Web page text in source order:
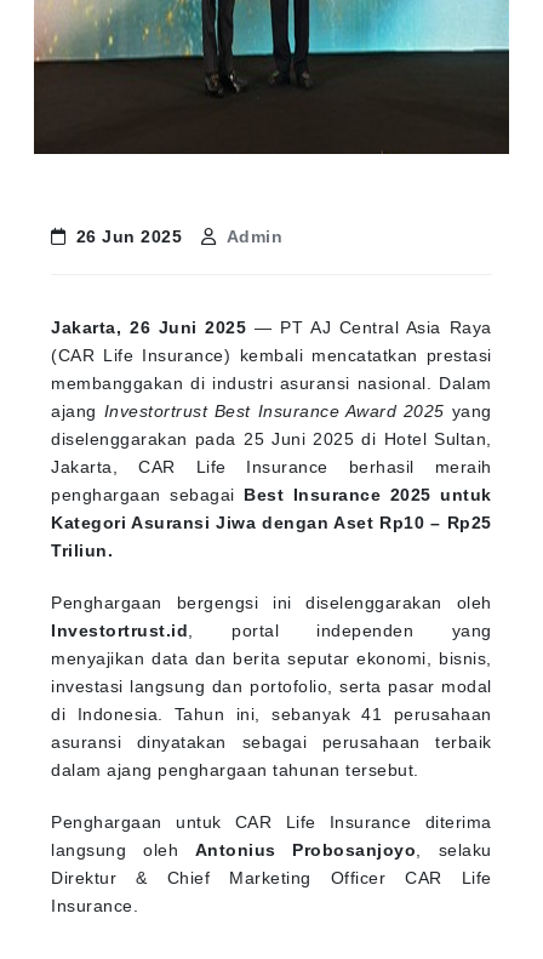
26 Jun 2025 Admin
Jakarta, 26 Juni 2025 — PT AJ Central Asia Raya
(CAR Life Insurance) kembali mencatatkan prestasi
membanggakan di industri asuransi nasional. Dalam
ajang
Investortrust Best Insurance Award 2025 yang
diselenggarakan pada 25 Juni 2025 di Hotel Sultan,
Jakarta, CAR Life Insurance berhasil meraih
penghargaan sebagai Best Insurance 2025 untuk
Kategori Asuransi Jiwa dengan Aset Rp10 – Rp25
Triliun.
Penghargaan bergengsi ini diselenggarakan oleh
Investortrust.id , portal independen yang
menyajikan data dan berita seputar ekonomi, bisnis,
investasi langsung dan portofolio, serta pasar modal
di Indonesia. Tahun ini, sebanyak 41 perusahaan
asuransi dinyatakan sebagai perusahaan terbaik
dalam ajang penghargaan tahunan tersebut.
Penghargaan untuk CAR Life Insurance diterima
langsung oleh Antonius Probosanjoyo
, selaku
Direktur & Chief Marketing Officer CAR Life
Insurance.